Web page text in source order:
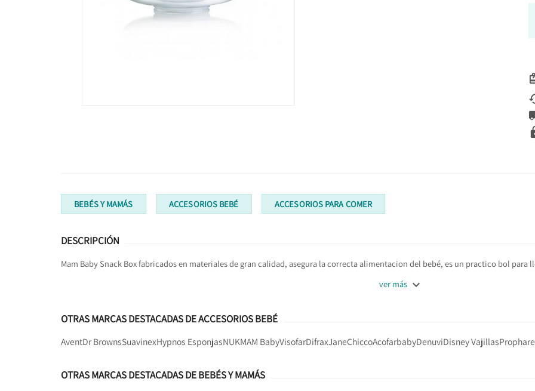
BEBÉS Y MAMÁS ACCESORIOS BEBÉ ACCESORIOS PARA COMER
DESCRIPCIÓN
Mam Baby Snack Box fabricados en materiales de gran calidad, asegura la correcta alimentacion del bebé, es un practico bol para
ver más 
OTRAS MARCAS DESTACADAS DE ACCESORIOS BEBÉ
AventDr BrownsSuavinexHypnos EsponjasNUKMAM BabyVisofarDifraxJaneChiccoAcofarbabyDenuviDisney Vajillas
OTRAS MARCAS DESTACADAS DE BEBÉS Y MAMÁS